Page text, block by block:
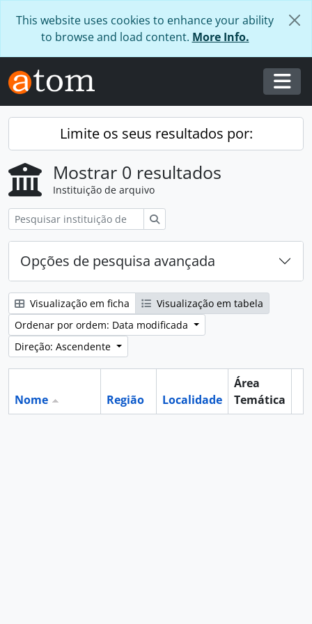
This website uses cookies to enhance your ability
to browse and load content. More Info.
Limite os seus resultados por:
Mostrar 0 resultados
Instituição de arquivo
Opções de pesquisa avançada
Visualização em ficha
Visualização em tabela
Ordenar por ordem: Data modificada
Direção: Ascendente
Nome Região Localidade
Área
Temática